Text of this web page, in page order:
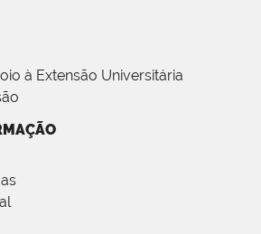
à Extensão Universitária